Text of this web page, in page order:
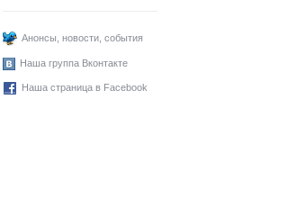
Анонсы, новости, события
Наша группа Вконтакте
Наша страница в Facebook